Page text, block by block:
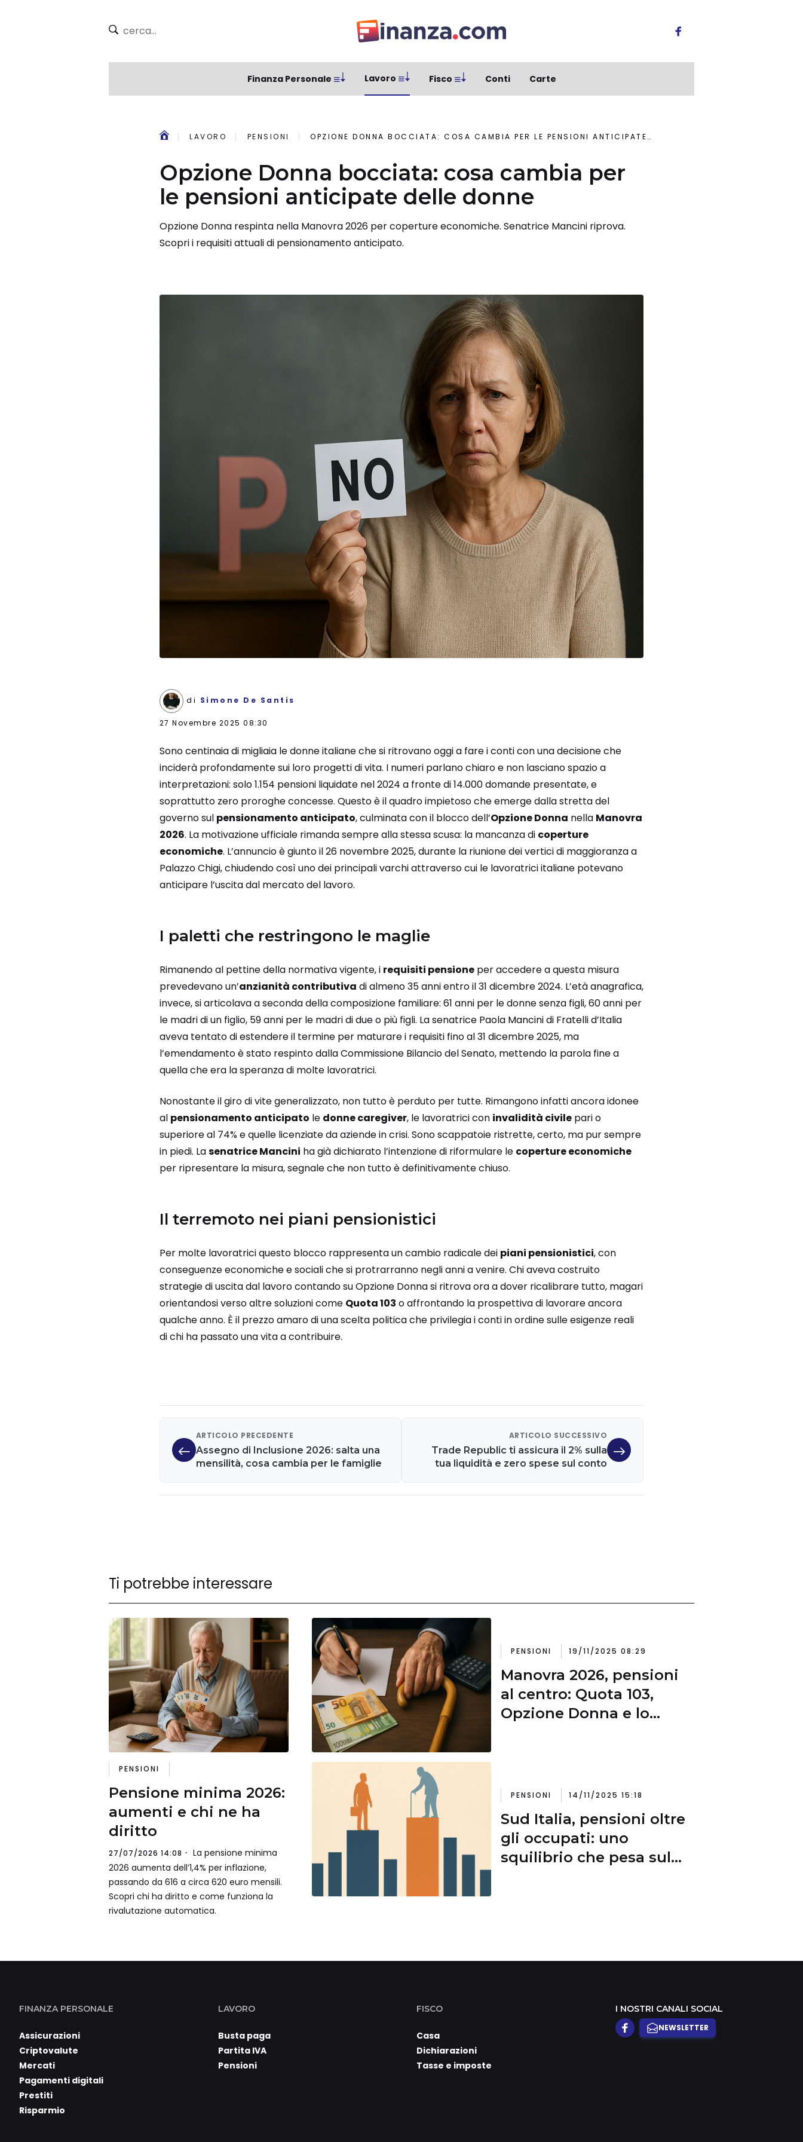
Finanza Personale Lavoro Fisco Conti Carte
LAVORO PENSIONI OPZIONE DONNA BOCCIATA: COSA CAMBIA PER LE PENSIONI ANTICIPATE DELLE DONNE
Opzione Donna bocciata: cosa cambia per
le pensioni anticipate delle donne
Opzione Donna respinta nella Manovra 2026 per coperture economiche. Senatrice Mancini riprova.
Scopri i requisiti attuali di pensionamento anticipato.
di Simone De Santis
27 Novembre 2025 08:30
Sono centinaia di migliaia le donne italiane che si ritrovano oggi a fare i conti con una decisione che
inciderà profondamente sui loro progetti di vita. I numeri parlano chiaro e non lasciano spazio a
interpretazioni: solo 1.154 pensioni liquidate nel 2024 a fronte di 14.000 domande presentate, e
soprattutto zero proroghe concesse. Questo è il quadro impietoso che emerge dalla stretta del
governo sul pensionamento anticipato, culminata con il blocco dell’Opzione Donna nella Manovra
2026. La motivazione ufficiale rimanda sempre alla stessa scusa: la mancanza di coperture
economiche. L’annuncio è giunto il 26 novembre 2025, durante la riunione dei vertici di maggioranza a
Palazzo Chigi, chiudendo così uno dei principali varchi attraverso cui le lavoratrici italiane potevano
anticipare l’uscita dal mercato del lavoro.
I paletti che restringono le maglie
Rimanendo al pettine della normativa vigente, i requisiti pensioneper accedere a questa misura
prevedevano un’anzianità contributiva di almeno 35 anni entro il 31 dicembre 2024. L’età anagrafica,
invece, si articolava a seconda della composizione familiare: 61 anni per le donne senza figli, 60 anni per
le madri di un figlio, 59 anni per le madri di due o più figli. La senatrice Paola Mancini di Fratelli d’Italia
aveva tentato di estendere il termine per maturare i requisiti fino al 31 dicembre 2025, ma
l’emendamento è stato respinto dalla Commissione Bilancio del Senato, mettendo la parola fine a
quella che era la speranza di molte lavoratrici.
Nonostante il giro di vite generalizzato, non tutto è perduto per tutte. Rimangono infatti ancora idonee
al pensionamento anticipato le donne caregiver, le lavoratrici con invalidità civilepari o
superiore al 74% e quelle licenziate da aziende in crisi. Sono scappatoie ristrette, certo, ma pur sempre
in piedi. Lasenatrice Mancini ha già dichiarato l’intenzione di riformulare le coperture economiche
per ripresentare la misura, segnale che non tutto è definitivamente chiuso.
Il terremoto nei piani pensionistici
Per molte lavoratrici questo blocco rappresenta un cambio radicale dei piani pensionistici, con
conseguenze economiche e sociali che si protrarranno negli anni a venire. Chi aveva costruito
strategie di uscita dal lavoro contando su Opzione Donna si ritrova ora a dover ricalibrare tutto, magari
orientandosi verso altre soluzioni come Quota 103 o affrontando la prospettiva di lavorare ancora
qualche anno. È il prezzo amaro di una scelta politica che privilegia i conti in ordine sulle esigenze reali
di chi ha passato una vita a contribuire.
ARTICOLO PRECEDENTE
Assegno di Inclusione 2026: salta una
mensilità, cosa cambia per le famiglie
ARTICOLO SUCCESSIVO
Trade Republic ti assicura il 2% sulla
tua liquidità e zero spese sul conto
Ti potrebbe interessare
PENSIONI
Pensione minima 2026:
aumenti e chi ne ha
diritto
27/07/2026 14:08
La pensione minima
2026 aumenta dell’1,4% per inflazione,
passando da 616 a circa 620 euro mensili.
Scopri chi ha diritto e come funziona la
rivalutazione automatica.
PENSIONI 19/11/2025 08:29
Manovra 2026, pensioni
al centro: Quota 103,
Opzione Donna e lo
PENSIONI 14/11/2025 15:18
Sud Italia, pensioni oltre
gli occupati: uno
squilibrio che pesa sul
FINANZA PERSONALE
Assicurazioni
Criptovalute
Mercati
Pagamenti digitali
Prestiti
Risparmio
LAVORO
Busta paga
Partita IVA
Pensioni
FISCO
Casa
Dichiarazioni
Tasse e imposte
I NOSTRI CANALI SOCIAL
NEWSLETTER